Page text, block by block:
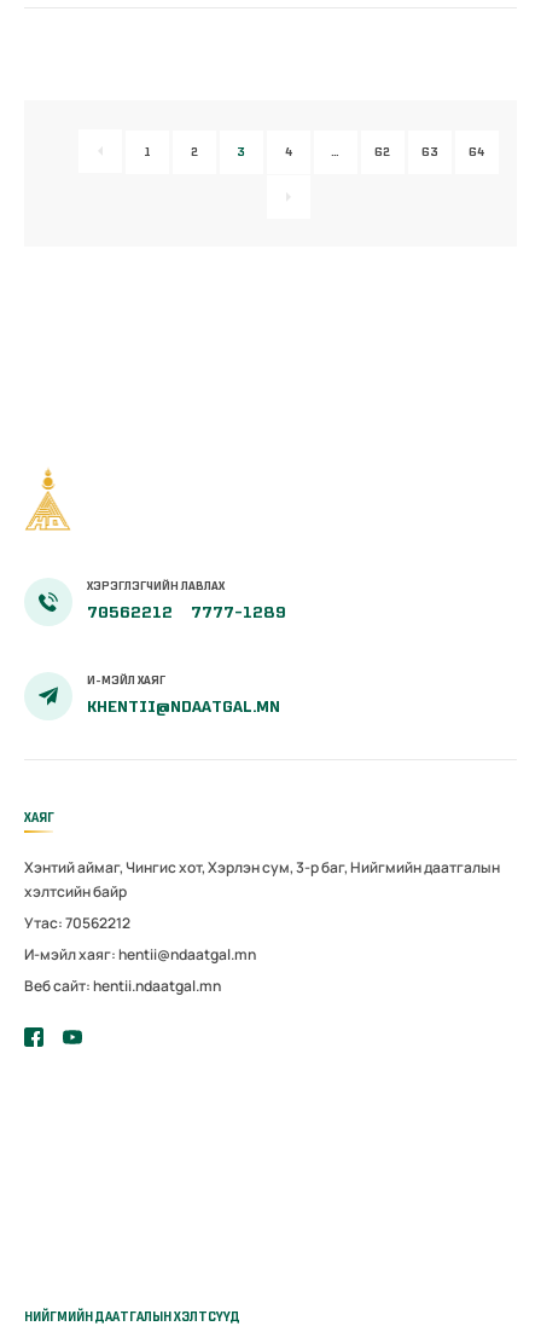
1 2 3 4 … 62 63 64
ХЭРЭГЛЭГЧИЙН ЛАВЛАХ
70562212 7777-1289
И-МЭЙЛ ХАЯГ
KHENTII@NDAATGAL.MN
ХАЯГ
Хэнтий аймаг, Чингис хот, Хэрлэн сум, 3-р баг, Нийгмийн даатгалын
хэлтсийн байр
Утас: 70562212
И-мэйл хаяг: hentii@ndaatgal.mn
Веб сайт: hentii.ndaatgal.mn
НИЙГМИЙН ДААТГАЛЫН ХЭЛТСҮҮД